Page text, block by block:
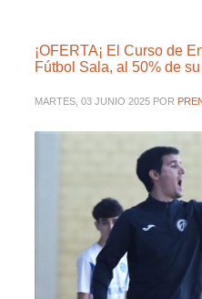
¡OFERTA¡ El Curso de
Fútbol Sala, al 50% de
MARTES, 03 JUNIO 2025 POR